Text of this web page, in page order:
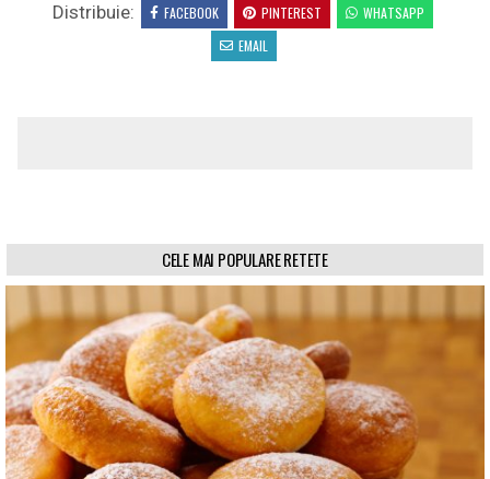
Distribuie: FACEBOOK PINTEREST
WHATSAPP
EMAIL
CELE MAI POPULARE RETETE